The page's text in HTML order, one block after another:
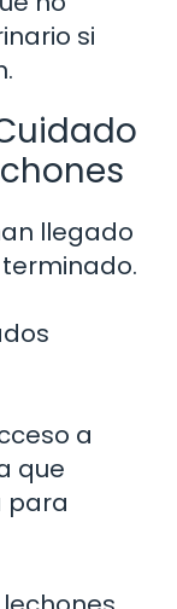
si
llegado
a
que
para